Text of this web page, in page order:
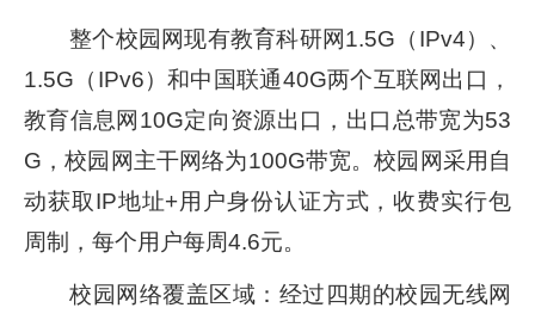
整个校园网现有教育科研网1.5G（IPv4）、
1.5G（IPv6）和中国联通40G两个互联网出口，
教育信息网10G定向资源出口，出口总带宽为53
G，校园网主干网络为100G带宽。校园网采用自
动获取IP地址+用户身份认证方式，收费实行包
周制，每个用户每周4.6元。
校园网络覆盖区域：经过四期的校园无线网